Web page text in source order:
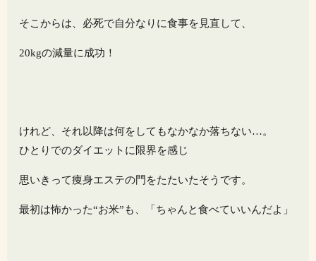
そこからは、必死で自分なりに食事を見直して、
20kgの減量に成功！
けれど、それ以降は何をしてもなかなか落ちない…。
ひとりでのダイエットに限界を感じ
思いきって痩身エステの門をたたいたそうです。
最初は怖かった“お米”も、「ちゃんと食べていいんだよ」